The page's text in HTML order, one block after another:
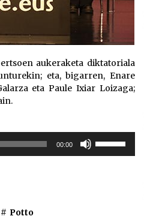
aukeraketa diktatoriala
eta, bigarren, Enare
eta Paule Ixiar Loizaga;
00:00
# Potto